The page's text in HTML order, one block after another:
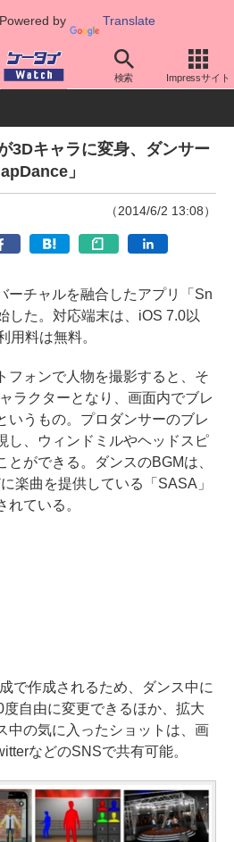
Powered by Translate
検索 Impressサイト
(iOS) アプリ・サービス
3Dキャラに変身、ダンサー
」
（2014/6/2 13:08）
チャルを融合したアプリ「Sn
した。対応端末は、iOS 7.0以
用料は無料。
ォンで人物を撮影すると、そ
ラクターとなり、画面内でブレ
いうもの。プロダンサーのブレ
し、ウィンドミルやヘッドスピ
とができる。ダンスのBGMは、
楽曲を提供している「SASA」
ている。
で作成されるため、ダンス中に
自由に変更できるほか、拡大
中の気に入ったショットは、画
などのSNSで共有可能。